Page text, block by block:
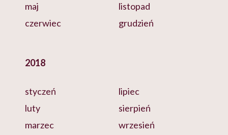
maj
czerwiec
listopad
grudzień
2018
styczeń
luty
marzec
lipiec
sierpień
wrzesień